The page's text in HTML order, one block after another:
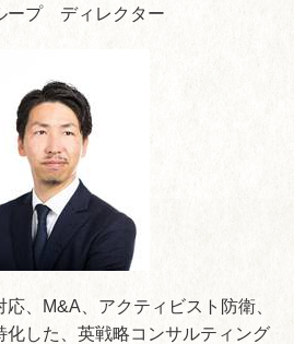
ープ ディレクター
、M&A、アクティビスト防衛、
化した、英戦略コンサルティング